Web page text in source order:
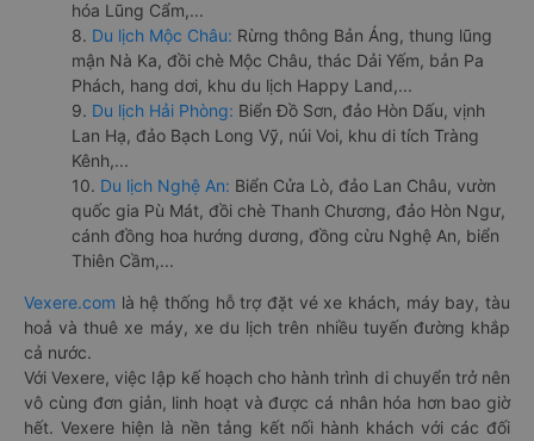
hóa Lũng Cẩm,...
8. Du lịch Mộc Châu: Rừng thông Bản Áng, thung lũng
mận Nà Ka, đồi chè Mộc Châu, thác Dải Yếm, bản Pa
Phách, hang dơi, khu du lịch Happy Land,...
9. Du lịch Hải Phòng: Biển Đồ Sơn, đảo Hòn Dấu, vịnh
Lan Hạ, đảo Bạch Long Vỹ, núi Voi, khu di tích Tràng
Kênh,...
10. Du lịch Nghệ An: Biển Cửa Lò, đảo Lan Châu, vườn
quốc gia Pù Mát, đồi chè Thanh Chương, đảo Hòn Ngư,
cánh đồng hoa hướng dương, đồng cừu Nghệ An, biển
Thiên Cầm,...
Vexere.com là hệ thống hỗ trợ đặt vé xe khách, máy bay, tàu
hoả và thuê xe máy, xe du lịch trên nhiều tuyến đường khắp
cả nước.
Với Vexere, việc lập kế hoạch cho hành trình di chuyển trở nên
vô cùng đơn giản, linh hoạt và được cá nhân hóa hơn bao giờ
hết. Vexere hiện là nền tảng kết nối hành khách với các đối